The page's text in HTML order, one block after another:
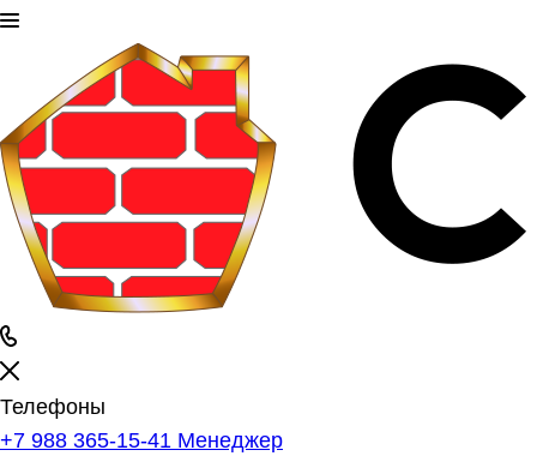
Телефоны
+7 988 365-15-41 Менеджер